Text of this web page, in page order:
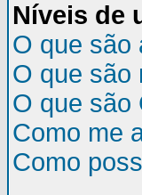
Níveis de
O que são
O que são
O que são
Como me
Como